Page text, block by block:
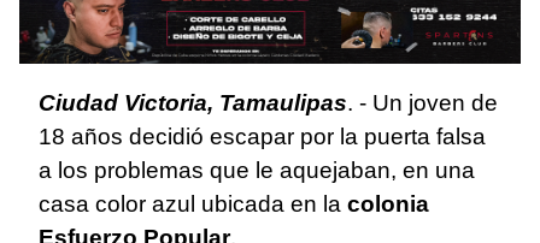
Ciudad Victoria, Tamaulipas. - Un joven de
18 años decidió escapar por la puerta falsa
a los problemas que le aquejaban, en una
casa color azul ubicada en la colonia